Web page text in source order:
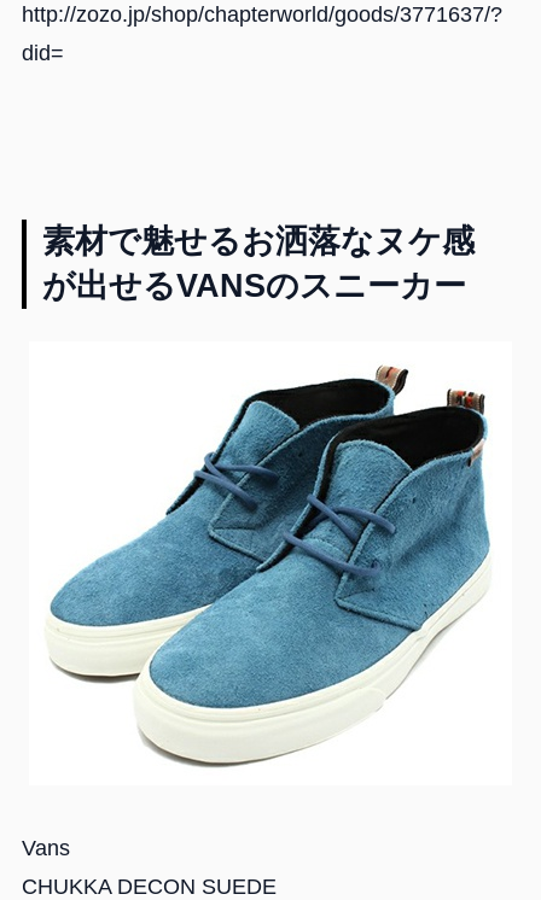
http://zozo.jp/shop/chapterworld/goods/3771637/?
did=
素材で魅せるお洒落なヌケ感
が出せるVANSのスニーカー
Vans
CHUKKA DECON SUEDE